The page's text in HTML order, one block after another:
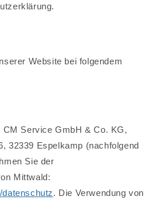
Website bei folgendem
Service GmbH & Co. KG,
32339 Espelkamp (nachfolgend
Sie der
Mittwald:
. Die Verwendung von